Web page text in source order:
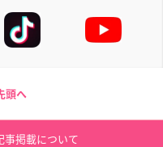
頭へ
事掲載について